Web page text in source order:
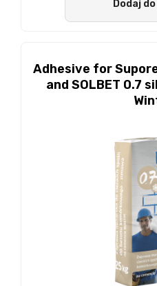
Dodaj
Adhesive for
and SOLBET 0.7